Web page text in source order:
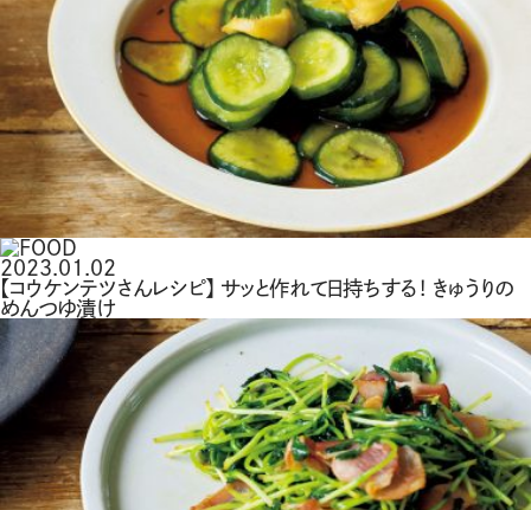
2023.01.02
【コウケンテツさんレシピ】 サッと作れて日持ちする！ きゅうりの
めんつゆ漬け